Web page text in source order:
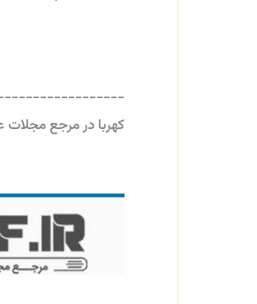
کهربا در مرجع مجلات